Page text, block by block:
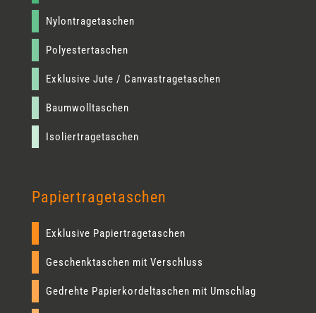
Nylontragetaschen
Polyestertaschen
Exklusive Jute / Canvastragetaschen
Baumwolltaschen
Isoliertragetaschen
Papiertragetaschen
Exklusive Papiertragetaschen
Geschenktaschen mit Verschluss
Gedrehte Papierkordeltaschen mit Umschlag